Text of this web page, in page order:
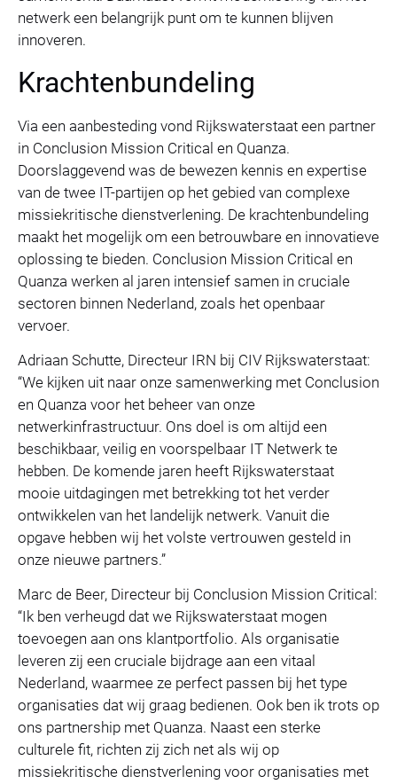
netwerk een belangrijk punt om te kunnen blijven
innoveren.
Krachtenbundeling
Via een aanbesteding vond Rijkswaterstaat een partner
in Conclusion Mission Critical en Quanza.
Doorslaggevend was de bewezen kennis en expertise
van de twee IT-partijen op het gebied van complexe
missiekritische dienstverlening. De krachtenbundeling
maakt het mogelijk om een betrouwbare en innovatieve
oplossing te bieden. Conclusion Mission Critical en
Quanza werken al jaren intensief samen in cruciale
sectoren binnen Nederland, zoals het openbaar
vervoer.
Adriaan Schutte, Directeur IRN bij CIV Rijkswaterstaat:
“We kijken uit naar onze samenwerking met Conclusion
en Quanza voor het beheer van onze
netwerkinfrastructuur. Ons doel is om altijd een
beschikbaar, veilig en voorspelbaar IT Netwerk te
hebben. De komende jaren heeft Rijkswaterstaat
mooie uitdagingen met betrekking tot het verder
ontwikkelen van het landelijk netwerk. Vanuit die
opgave hebben wij het volste vertrouwen gesteld in
onze nieuwe partners.”
Marc de Beer, Directeur bij Conclusion Mission Critical:
“Ik ben verheugd dat we Rijkswaterstaat mogen
toevoegen aan ons klantportfolio. Als organisatie
leveren zij een cruciale bijdrage aan een vitaal
Nederland, waarmee ze perfect passen bij het type
organisaties dat wij graag bedienen. Ook ben ik trots op
ons partnership met Quanza. Naast een sterke
culturele fit, richten zij zich net als wij op
missiekritische dienstverlening voor organisaties met